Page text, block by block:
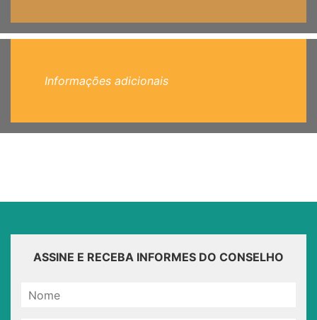
Informações adicionais
ASSINE E RECEBA INFORMES DO CONSELHO